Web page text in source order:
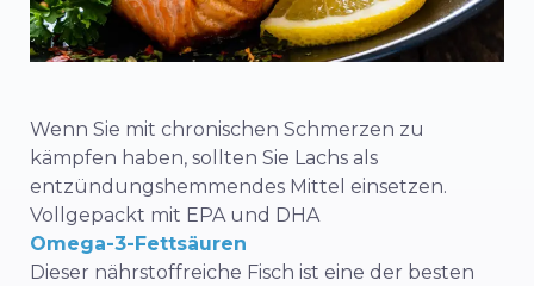
Wenn Sie mit chronischen Schmerzen zu
kämpfen haben, sollten Sie Lachs als
entzündungshemmendes Mittel einsetzen.
Vollgepackt mit EPA und DHA
Omega-3-Fettsäuren
Dieser nährstoffreiche Fisch ist eine der besten